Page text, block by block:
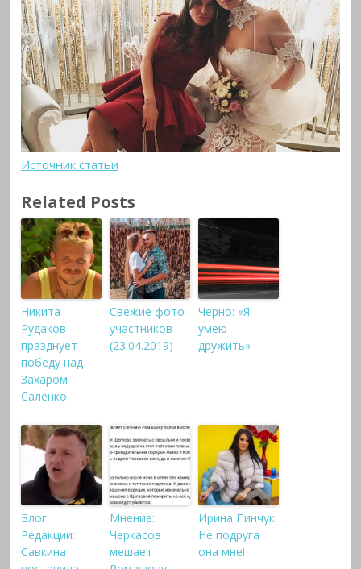
Источник статьи
Related Posts
Никита
Рудаков
празднует
победу над
Захаром
Саленко
Свежие фото
участников
(23.04.2019)
Черно: «Я
умею
дружить»
Блог
Редакции:
Савкина
Мнение:
Черкасов
мешает
Ирина Пинчук:
Не подруга
она мне!